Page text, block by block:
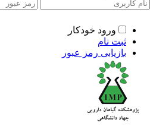
ورود خودکار
ثبت نام
بازیابی رمز عبور